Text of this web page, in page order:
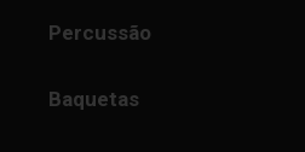
Percussão
Baquetas